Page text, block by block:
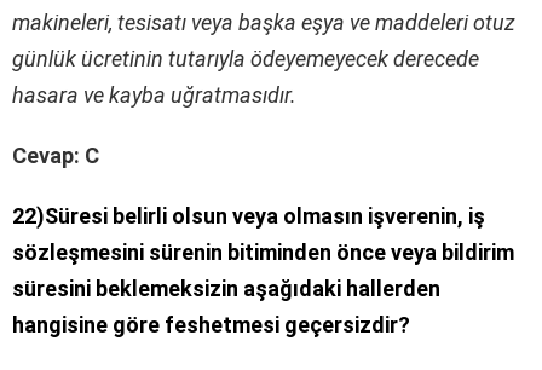
makineleri, tesisatı veya başka eşya ve maddeleri otuz
günlük ücretinin tutarıyla ödeyemeyecek derecede
hasara ve kayba uğratmasıdır.
Cevap: C
22)Süresi belirli olsun veya olmasın işverenin, iş
sözleşmesini sürenin bitiminden önce veya bildirim
süresini beklemeksizin aşağıdaki hallerden
hangisine göre feshetmesi geçersizdir?